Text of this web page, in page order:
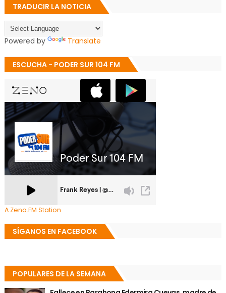
TRADUCIR LA NOTICIA
Powered by Translate
ESCUCHA - PODER SUR 104 FM
A Zeno.FM Station
SÍGANOS EN FACEBOOK
POPULARES DE LA SEMANA